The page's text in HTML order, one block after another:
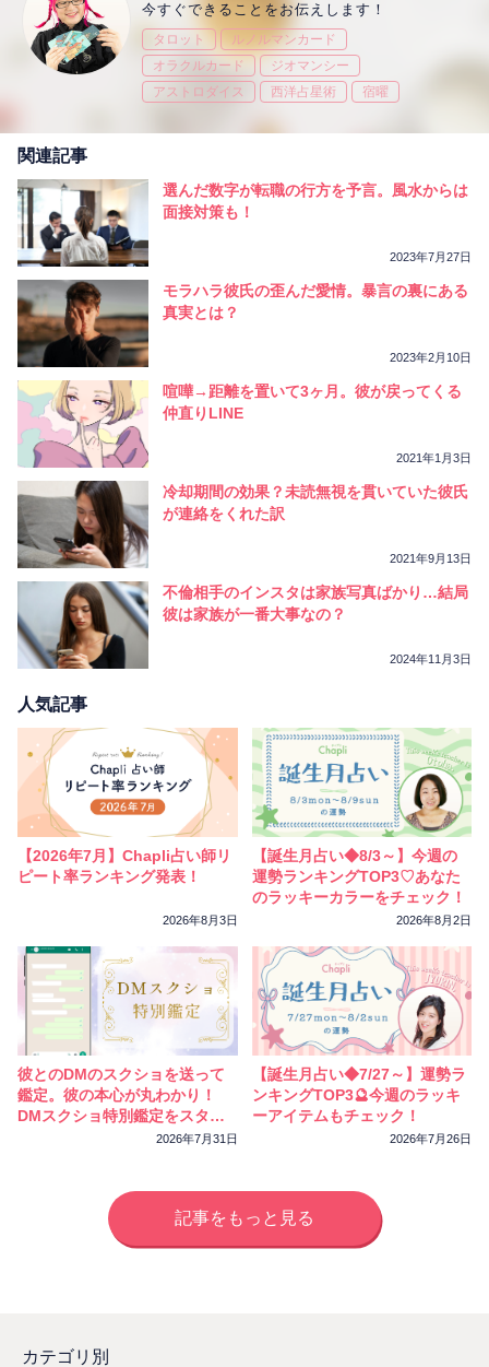
今すぐできることをお伝えします！
タロット
ルノルマンカード
オラクルカード
ジオマンシー
アストロダイス
西洋占星術 宿曜
関連記事
選んだ数字が転職の行方を予言。風水からは
面接対策も！
2023年7月27日
モラハラ彼氏の歪んだ愛情。暴言の裏にある
真実とは？
2023年2月10日
喧嘩→距離を置いて3ヶ月。彼が戻ってくる
仲直りLINE
2021年1月3日
冷却期間の効果？未読無視を貫いていた彼氏
が連絡をくれた訳
2021年9月13日
不倫相手のインスタは家族写真ばかり…結局
彼は家族が一番大事なの？
2024年11月3日
人気記事
【2026年7月】Chapli占い師リ
ピート率ランキング発表！
2026年8月3日
【誕生月占い◆8/3～】今週の
運勢ランキングTOP3♡あなた
のラッキーカラーをチェック！
2026年8月2日
彼とのDMのスクショを送って
鑑定。彼の本心が丸わかり！
DMスクショ特別鑑定をスター
2026年7月31日
【誕生月占い◆7/27～】運勢ラ
ンキングTOP3🔮今週のラッキ
ーアイテムもチェック！
2026年7月26日
記事をもっと見る
カテゴリ別